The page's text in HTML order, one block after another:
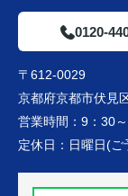
0120-
〒612-0029
京都府京都市伏見
営業時間： 9：30
定休日： 日曜日(ご